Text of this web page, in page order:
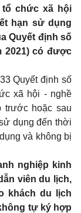
tổ chức xã hội
hạn sử dụng
Quyết định số
2021) có được
Quyết định số
xã hội - nghề
trước hoặc sau
dụng đến thời
và không bị
nghiệp kinh
viên du lịch,
khách du lịch
tự ký hợp